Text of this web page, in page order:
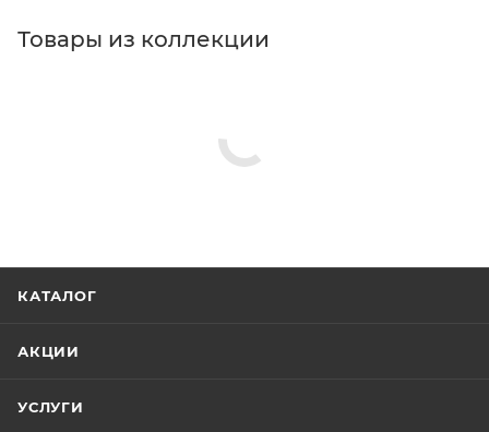
Товары из коллекции
КАТАЛОГ
АКЦИИ
УСЛУГИ